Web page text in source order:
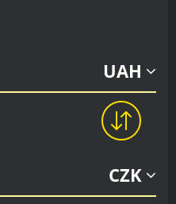
UAH
CZK